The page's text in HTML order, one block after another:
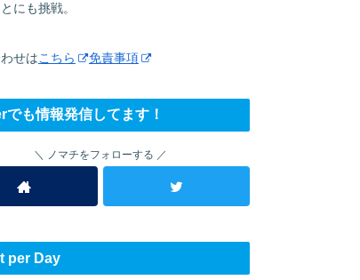
にも挑戦。
せはこちら 免責事項
でも情報発信してます！
ノマチをフォローする
per Day